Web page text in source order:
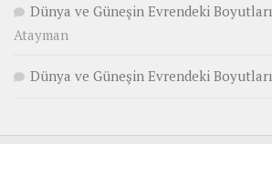
Dünya ve Güneşin Evrendeki Boyutları
Atayman
Dünya ve Güneşin Evrendeki Boyutları